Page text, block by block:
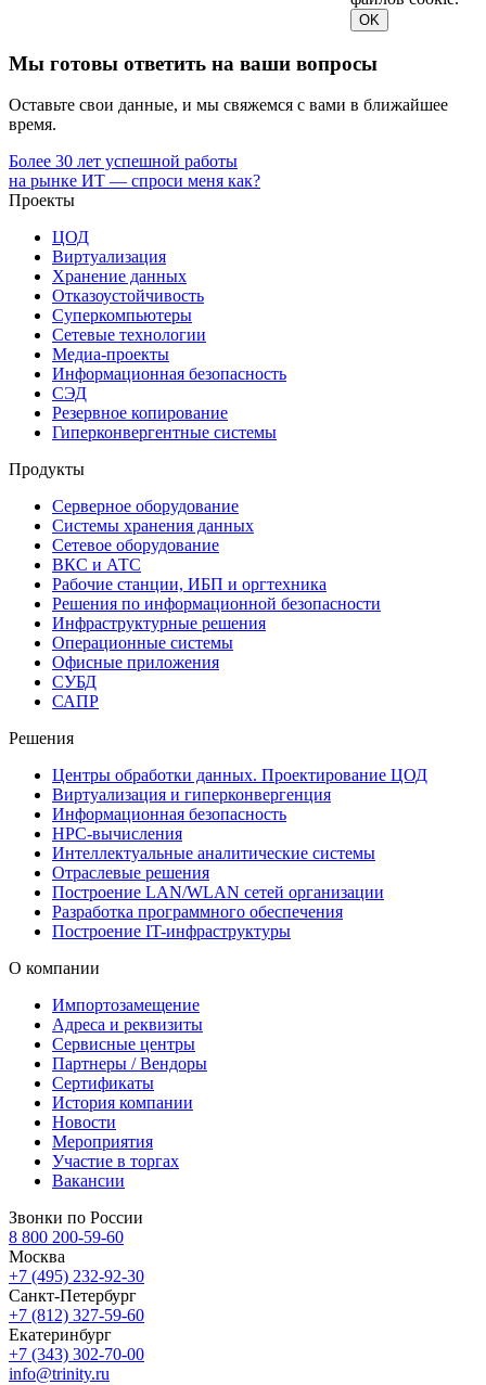
OK
Мы готовы ответить на ваши вопросы
Оставьте свои данные, и мы свяжемся с вами в ближайшее
время.
Более 30 лет успешной работы
на рынке ИТ — спроси меня как?
Проекты
ЦОД
Виртуализация
Хранение данных
Отказоустойчивость
Суперкомпьютеры
Сетевые технологии
Медиа-проекты
Информационная безопасность
СЭД
Резервное копирование
Гиперконвергентные системы
Продукты
Серверное оборудование
Системы хранения данных
Сетевое оборудование
ВКС и АТС
Рабочие станции, ИБП и оргтехника
Решения по информационной безопасности
Инфраструктурные решения
Операционные системы
Офисные приложения
СУБД
САПР
Решения
Центры обработки данных. Проектирование ЦОД
Виртуализация и гиперконвергенция
Информационная безопасность
HPC-вычисления
Интеллектуальные аналитические системы
Отраслевые решения
Построение LAN/WLAN сетей организации
Разработка программного обеспечения
Построение IT-инфраструктуры
О компании
Импортозамещение
Адреса и реквизиты
Сервисные центры
Партнеры / Вендоры
Сертификаты
История компании
Новости
Мероприятия
Участие в торгах
Вакансии
Звонки по России
8 800 200-59-60
Москва
+7 (495) 232-92-30
Санкт-Петербург
+7 (812) 327-59-60
Екатеринбург
+7 (343) 302-70-00
info@trinity.ru